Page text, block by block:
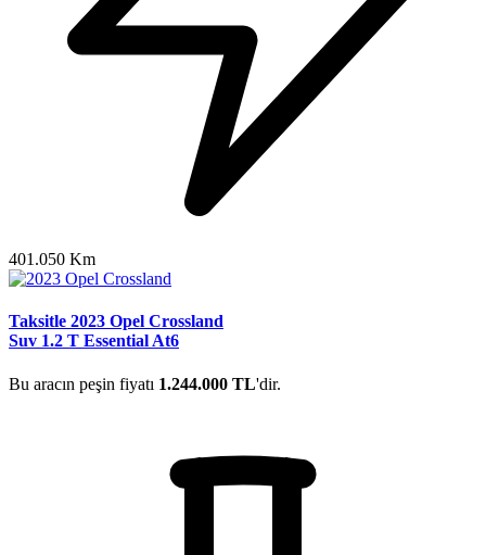
401.050 Km
Taksitle 2023 Opel Crossland
Suv 1.2 T Essential At6
Bu aracın peşin fiyatı 1.244.000 TL'dir.